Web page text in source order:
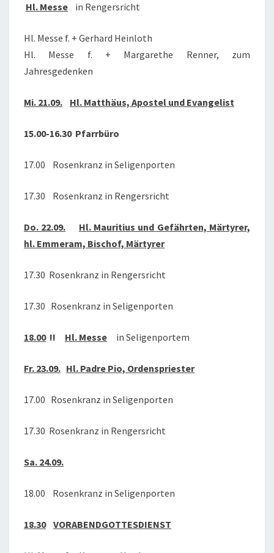
Hl. Messe in Rengersricht
Hl. Messe f. + Gerhard Heinloth
Hl. Messe f. + Margarethe Renner, zum
Jahresgedenken
Mi. 21.09. Hl. Matthäus, Apostel und Evangelist
15.00-16.30 Pfarrbüro
17.00 Rosenkranz in Seligenporten
17.30 Rosenkranz in Rengersricht
Do. 22.09.
Hl. Mauritius und Gefährten, Märtyrer,
hl. Emmeram, Bischof, Märtyrer
17.30 Rosenkranz in Rengersricht
17.30 Rosenkranz in Seligenporten
18.00!! Hl. Messe in Seligenportem
Fr. 23.09. Hl. Padre Pio, Ordenspriester
17.00 Rosenkranz in Seligenporten
17.30 Rosenkranz in Rengersricht
Sa. 24.09.
18.00 Rosenkranz in Seligenporten
18.30 VORABENDGOTTESDIENST